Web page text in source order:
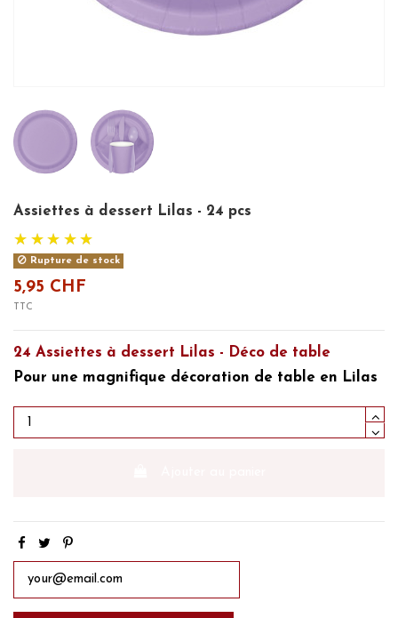
Assiettes à dessert Lilas - 24 pcs
Rupture de stock
5,95 CHF
TTC
24 Assiettes à dessert Lilas - Déco de table
Pour une magnifique décoration de table en Lilas